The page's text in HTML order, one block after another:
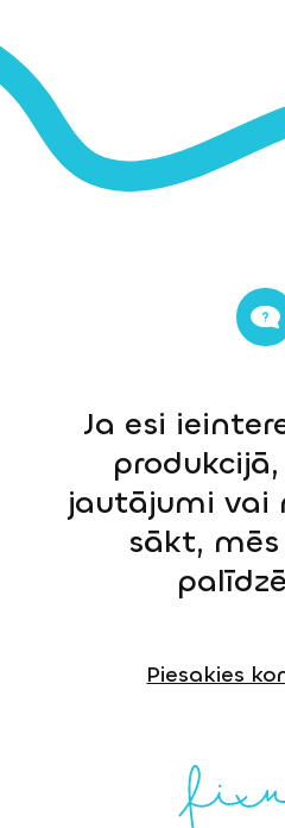
Ja esi
jautājumi vai
sākt,
Piesakies